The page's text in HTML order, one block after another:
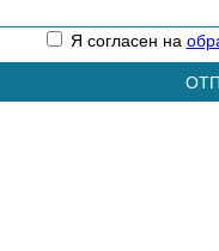
Я согласен на